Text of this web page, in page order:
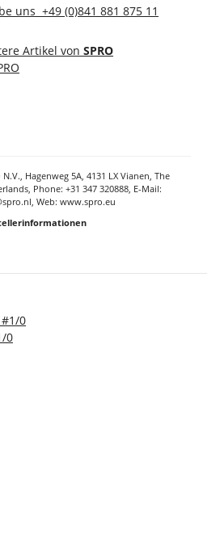
uns +49 (0)841 881 875 11
Artikel von SPRO
N.V., Hagenweg 5A, 4131 LX Vianen, The
Phone: +31 347 320888, E-Mail:
Web: www.spro.eu
0